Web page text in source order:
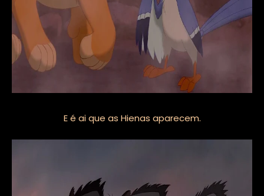
E é ai que as Hienas aparecem.